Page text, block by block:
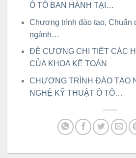
Ô TÔ BAN HÀNH TẠI…
Chương trình đào tạo, Chuẩn
ngành…
ĐỀ CƯƠNG CHI TIẾT CÁC
CỦA KHOA KẾ TOÁN
CHƯƠNG TRÌNH ĐÀO TẠO
NGHỆ KỸ THUẬT Ô TÔ…